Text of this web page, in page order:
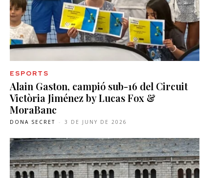
ESPORTS
Alain Gaston, campió sub-16 del Circuit
Victòria Jiménez by Lucas Fox &
MoraBanc
DONA SECRET - 3 DE JUNY DE 2026